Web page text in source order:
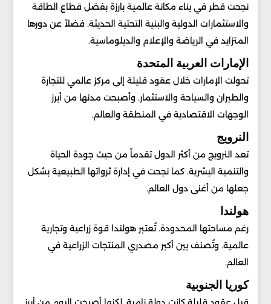
نجحت قطر في بناء مكانة عالمية بارزة بفضل قطاع الطاقة
والاستثمارات الدولية والبنية التحتية الحديثة. فضلاً عن دورها
المتزايد في الرياضة والإعلام والدبلوماسية.
الإمارات العربية المتحدة
تحولت الإمارات خلال عقود قليلة إلى مركز عالمي للتجارة
والطيران والسياحة والاستثمار. وأصبحت مدنها من أبرز
الوجهات الاقتصادية في المنطقة والعالم.
النرويج
تعد النرويج من أكثر الدول تقدماً من حيث جودة الحياة
والتنمية البشرية. كما نجحت في إدارة ثرواتها الطبيعية بشكل
جعلها من أغنى دول العالم.
هولندا
رغم مساحتها المحدودة. تُعتبر هولندا قوة زراعية وتجارية
عالمية. وتُصنف بين أكبر مصدري المنتجات الزراعية في
العالم.
كوريا الجنوبية